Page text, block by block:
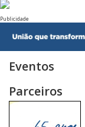
Publicidade
Eventos
Parceiros